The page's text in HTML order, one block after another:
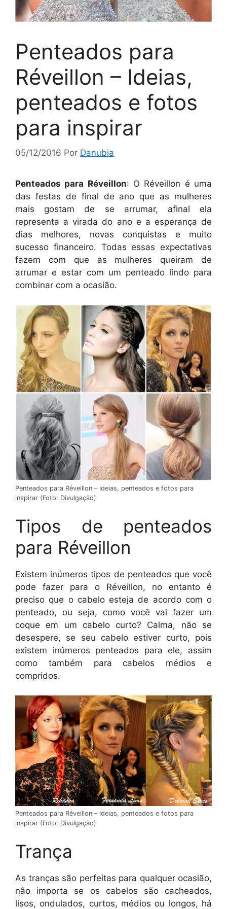
Penteados para
Réveillon – Ideias,
penteados e fotos
para inspirar
05/12/2016 Por Danubia
Penteados para Réveillon: O Réveillon é uma
das festas de final de ano que as mulheres
mais gostam de se arrumar, afinal ela
representa a virada do ano e a esperança de
dias melhores, novas conquistas e muito
sucesso financeiro. Todas essas expectativas
fazem com que as mulheres queiram de
arrumar e estar com um penteado lindo para
combinar com a ocasião.
Penteados para Réveillon – Ideias, penteados e fotos para
inspirar (Foto: Divulgação)
Tipos de penteados
para Réveillon
Existem inúmeros tipos de penteados que você
pode fazer para o Réveillon, no entanto é
preciso que o cabelo esteja de acordo com o
penteado, ou seja, como você vai fazer um
coque em um cabelo curto? Calma, não se
desespere, se seu cabelo estiver curto, pois
existem inúmeros penteados para ele, assim
como também para cabelos médios e
compridos.
Penteados para Réveillon – Ideias, penteados e fotos para
inspirar (Foto: Divulgação)
Trança
As tranças são perfeitas para qualquer ocasião,
não importa se os cabelos são cacheados,
lisos, ondulados, curtos, médios ou longos, há